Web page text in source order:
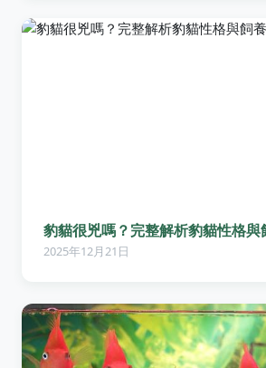
豹貓很兇嗎？完整解析豹貓性格與
2025年12月21日